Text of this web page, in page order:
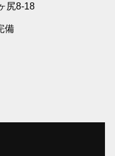
尻8-18
備